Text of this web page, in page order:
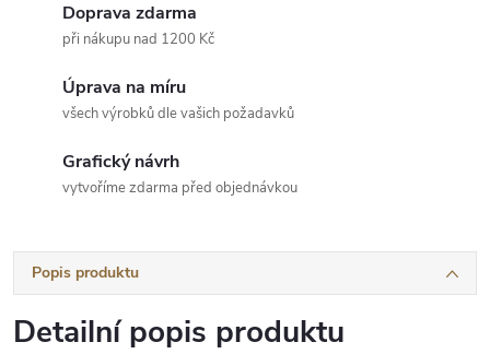
Doprava zdarma
při nákupu nad 1200 Kč
Úprava na míru
všech výrobků dle vašich požadavků
Grafický návrh
vytvoříme zdarma před objednávkou
Popis produktu
Detailní popis produktu